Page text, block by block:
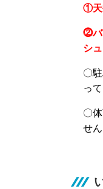
①天
⓶バ
シ
〇
っ
〇
せ